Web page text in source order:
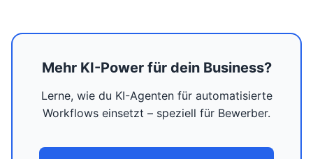
Mehr KI-Power für dein Business?
Lerne, wie du KI-Agenten für automatisierte
Workflows einsetzt – speziell für Bewerber.